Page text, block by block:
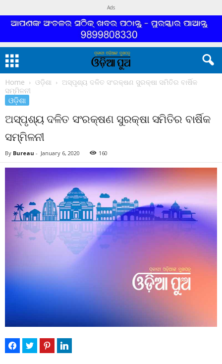
Ads
Home ଓଡ଼ିଶା
ଅସ୍ପୃଶ୍ୟ ଦଳିତ ସଂରକ୍ଷଣ ସୁରକ୍ଷା ସମିତିର ବାର୍ଷିକ
ସମ୍ମିଳନୀ
ଓଡ଼ିଶା
ଅସ୍ପୃଶ୍ୟ ଦଳିତ ସଂରକ୍ଷଣ ସୁରକ୍ଷା ସମିତିର ବାର୍ଷିକ
ସମ୍ମିଳନୀ
By Bureau - January 6, 2020 160